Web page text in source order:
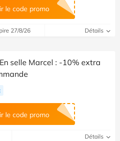
le code promo
27/8/26 Détails
selle Marcel : -10% extra
le code promo
Détails